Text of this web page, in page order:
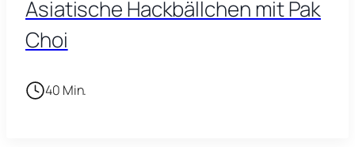
Asiatische Hackbällchen mit Pak
Choi
40 Min.